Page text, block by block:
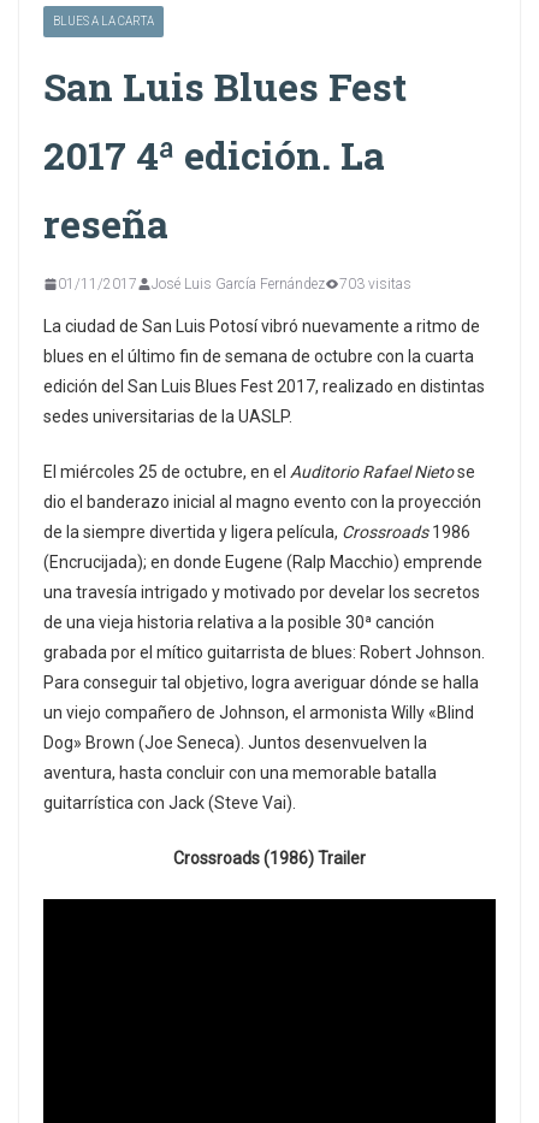
BLUES A LA CARTA
San Luis Blues Fest
2017 4ª edición. La
reseña
01/11/2017 José Luis García Fernández 703 visitas
La ciudad de San Luis Potosí vibró nuevamente a ritmo de
blues en el último fin de semana de octubre con la cuarta
edición del San Luis Blues Fest 2017, realizado en distintas
sedes universitarias de la UASLP.
El miércoles 25 de octubre, en el Auditorio Rafael Nietose
dio el banderazo inicial al magno evento con la proyección
de la siempre divertida y ligera película, Crossroads1986
(Encrucijada); en donde Eugene (Ralp Macchio) emprende
una travesía intrigado y motivado por develar los secretos
de una vieja historia relativa a la posible 30ª canción
grabada por el mítico guitarrista de blues: Robert Johnson.
Para conseguir tal objetivo, logra averiguar dónde se halla
un viejo compañero de Johnson, el armonista Willy «Blind
Dog» Brown (Joe Seneca). Juntos desenvuelven la
aventura, hasta concluir con una memorable batalla
guitarrística con Jack (Steve Vai).
Crossroads (1986) Trailer